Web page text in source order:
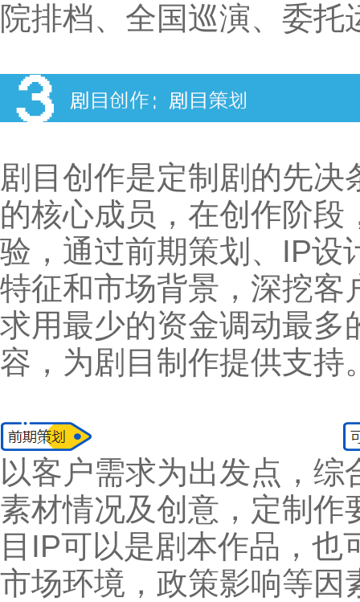
院排档、全国巡演、委托
剧目创作是定制剧的先
的核心成员，在创作阶
验，通过前期策划、IP设
特征和市场背景，深挖客
求用最少的资金调动最多
容，为剧目制作提供支持
以客户需求为出发
素材情况及创意，
目IP可以是剧本作品，也
市场环境，政策影